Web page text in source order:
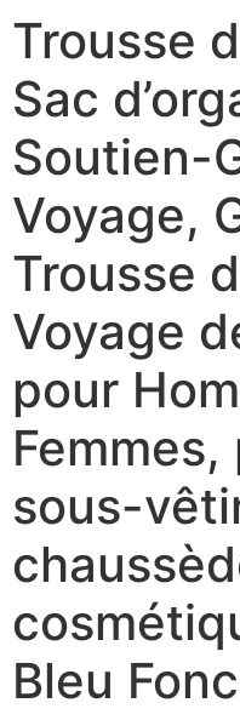
Trousse
Sac
Soutien-
Voyage,
Trousse
Voyage
pour
sous-
Bleu